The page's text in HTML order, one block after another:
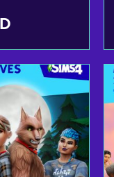
în coș
ofertele